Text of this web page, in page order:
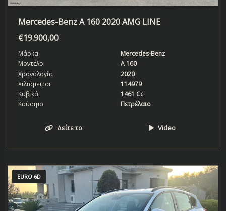
Mercedes-Benz A 160 2020 AMG LINE
€19.900,00
Μάρκα
Mercedes-Benz
Μοντέλο
Α 160
Χρονολογία
2020
Χιλιόμετρα
114979
Κυβικά
1461 Cc
Καύσιμο
Πετρέλαιο
Δείτε το Video
EURO 6D